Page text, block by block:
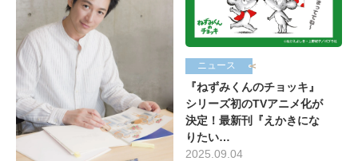
ニュース
『ねずみくんのチョッキ』
シリーズ初のTVアニメ化が
決定！最新刊『えかきにな
りたい…
2025.09.04